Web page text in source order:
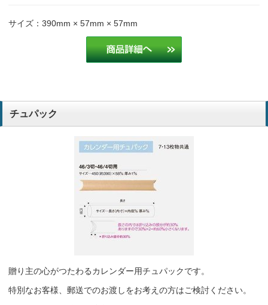
評判がよかったため。 営業
非常に使いやすく、顧客からの評判も良いため。
毎年公表をいただいております 介護
リピート注文です。毎回このカレンダーが評判が良く、他のカレンダ
鍼灸・整骨院
お客様好評につきリピート購入 食器・厨房備品卸販売
サイズ：390mm × 57mm × 57mm
チュパック
贈り主の心がつたわるカレンダー用チュパックです。
特別なお客様、郵送でのお渡しをお考えの方はご検討ください。